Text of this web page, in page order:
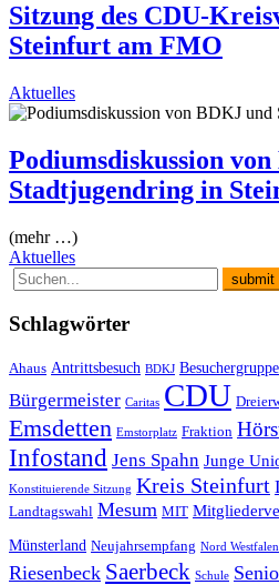
Sitzung des CDU-
Steinfurt am FMO
Aktuelles
Podiumsdiskussion
Stadtjugendring in
(mehr …)
Aktuelles
Schlagwörter
Ahaus Antrittsbesuch BDKJ Besuchergruppe
Bürgermeister Caritas CDU
Emsdetten Emstorplatz Fraktion
Infostand Jens Spahn Junge
Konstituierende Sitzung Kreis Steinfurt
Landtagswahl Mesum MIT
Münsterland Neujahrsempfang Nord Westfalen
Riesenbeck Saerbeck Schule